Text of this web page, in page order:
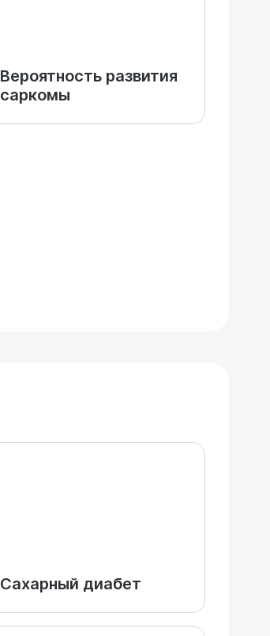
Вероятность развития
саркомы
Сахарный диабет